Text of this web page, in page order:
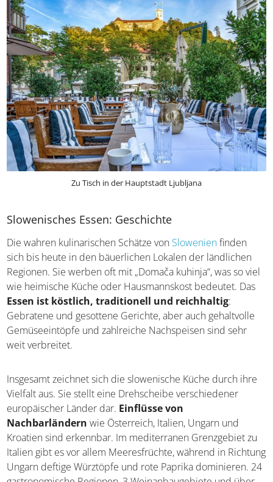
Zu Tisch in der Hauptstadt Ljubljana
Slowenisches Essen: Geschichte
Die wahren kulinarischen Schätze von Slowenien
finden
sich bis heute in den bäuerlichen Lokalen der ländlichen
Regionen. Sie werben oft mit „Domača kuhinja“, was so
viel wie heimische Küche oder Hausmannskost bedeutet.
Das
Essen ist köstlich, traditionell und reichhaltig:
Gebratene und gesottene Gerichte, aber auch gehaltvolle
Gemüseeintöpfe und zahlreiche Nachspeisen sind sehr
Insgesamt zeichnet sich die slowenische Küche durch
ihre Vielfalt aus. Sie stellt eine Drehscheibe
verschiedener europäischer Länder dar.
Einflüsse von
Nachbarländern
wie Österreich, Italien, Ungarn und
Kroatien sind erkennbar. Im mediterranen Grenzgebiet
zu Italien gibt es vor allem Meeresfrüchte, während in
Richtung Ungarn deftige Würztöpfe und rote Paprika